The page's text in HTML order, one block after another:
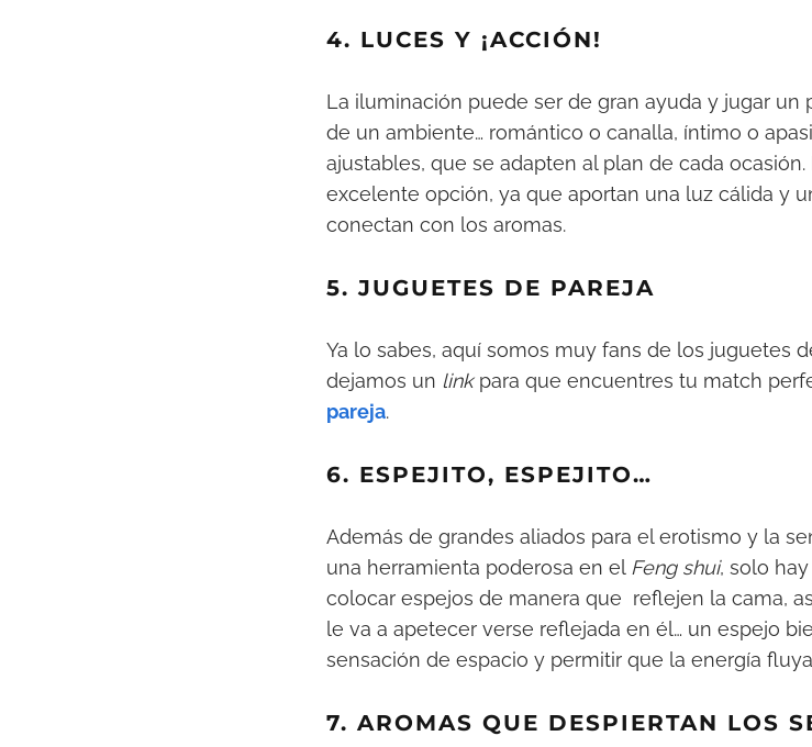
4. LUCES Y ¡ACCIÓN!
La iluminación puede ser de gran ayuda y jugar
de un ambiente… romántico o canalla, íntimo o
ajustables, que se adapten al plan de cada
excelente opción, ya que aportan una luz cálida y
conectan con los aromas.
5. JUGUETES DE PAREJA
Ya lo sabes, aquí somos muy fans de los juguetes
dejamos un linkpara que encuentres tu match
pareja.
6. ESPEJITO, ESPEJITO…
Además de grandes aliados para el erotismo y la
una herramienta poderosa en el Feng shui, solo
colocar espejos de manera que reflejen la cama,
le va a apetecer verse reflejada en él… un espejo
sensación de espacio y permitir que la energía
7. AROMAS QUE DESPIERTAN LOS